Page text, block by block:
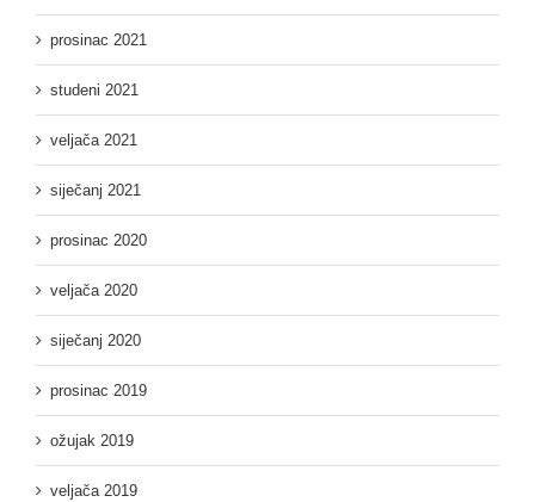
prosinac 2021
studeni 2021
veljača 2021
siječanj 2021
prosinac 2020
veljača 2020
siječanj 2020
prosinac 2019
ožujak 2019
veljača 2019